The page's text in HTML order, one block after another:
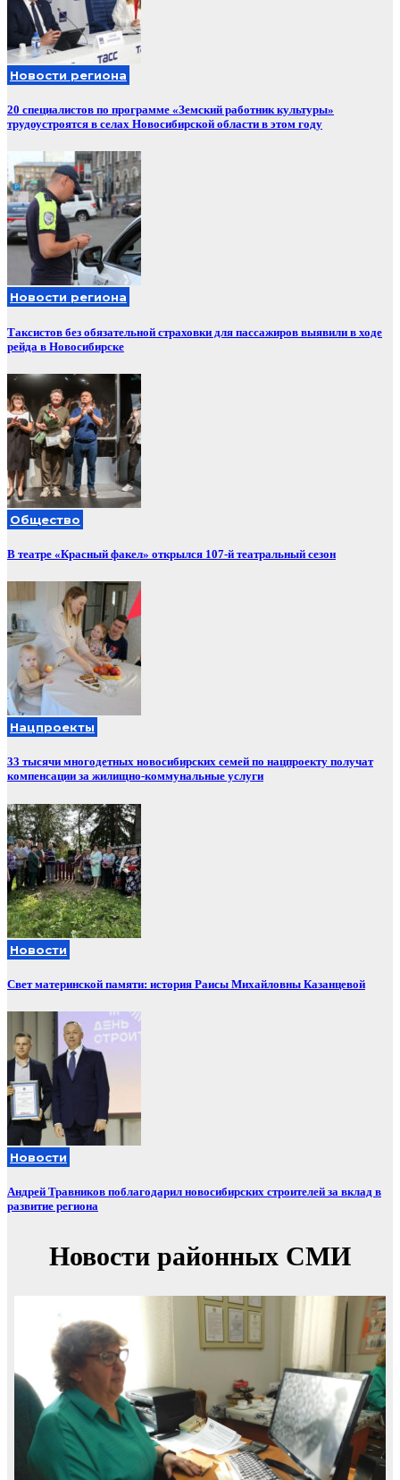
Новости региона
20 специалистов по программе «Земский работник культуры»
трудоустроятся в селах Новосибирской области в этом году
Новости региона
Таксистов без обязательной страховки для пассажиров выявили в ходе
рейда в Новосибирске
Общество
В театре «Красный факел» открылся 107-й театральный сезон
Нацпроекты
33 тысячи многодетных новосибирских семей по нацпроекту получат
компенсации за жилищно-коммунальные услуги
Новости
Свет материнской памяти: история Раисы Михайловны Казанцевой
Новости
Андрей Травников поблагодарил новосибирских строителей за вклад в
развитие региона